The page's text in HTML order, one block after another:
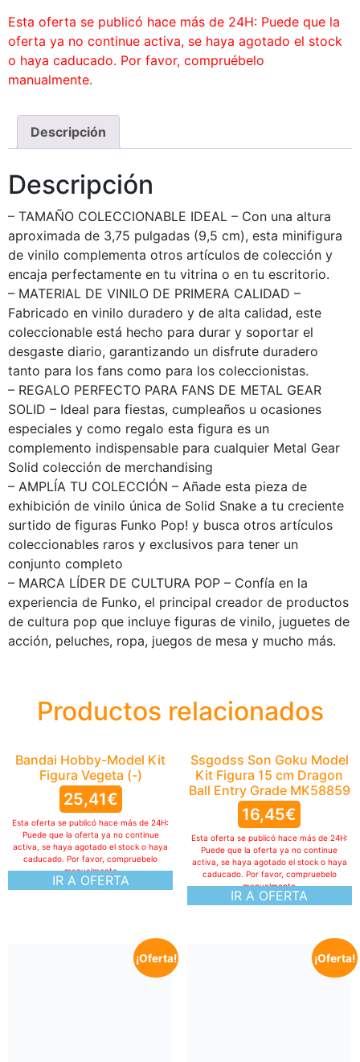
Esta oferta se publicó hace más de 24H: Puede que la
oferta ya no continue activa, se haya agotado el stock
o haya caducado. Por favor, compruébelo
manualmente.
Descripción
Descripción
– TAMAÑO COLECCIONABLE IDEAL – Con una altura
aproximada de 3,75 pulgadas (9,5 cm), esta minifigura
de vinilo complementa otros artículos de colección y
encaja perfectamente en tu vitrina o en tu escritorio.
– MATERIAL DE VINILO DE PRIMERA CALIDAD –
Fabricado en vinilo duradero y de alta calidad, este
coleccionable está hecho para durar y soportar el
desgaste diario, garantizando un disfrute duradero
tanto para los fans como para los coleccionistas.
– REGALO PERFECTO PARA FANS DE METAL GEAR
SOLID – Ideal para fiestas, cumpleaños u ocasiones
especiales y como regalo esta figura es un
complemento indispensable para cualquier Metal Gear
Solid colección de merchandising
– AMPLÍA TU COLECCIÓN – Añade esta pieza de
exhibición de vinilo única de Solid Snake a tu creciente
surtido de figuras Funko Pop! y busca otros artículos
coleccionables raros y exclusivos para tener un
conjunto completo
– MARCA LÍDER DE CULTURA POP – Confía en la
experiencia de Funko, el principal creador de productos
de cultura pop que incluye figuras de vinilo, juguetes de
acción, peluches, ropa, juegos de mesa y mucho más.
Productos relacionados
Bandai Hobby-Model Kit
Figura Vegeta (-)
25,41€
IR A OFERTA
Esta oferta se publicó hace más de 24H:
Puede que la oferta ya no continue
activa, se haya agotado el stock o haya
caducado. Por favor, compruebelo
manualmente
Ssgodss Son Goku Model
Kit Figura 15 cm Dragon
Ball Entry Grade MK58859
16,45€
IR A OFERTA
Esta oferta se publicó hace más de 24H:
Puede que la oferta ya no continue
activa, se haya agotado el stock o haya
caducado. Por favor, compruebelo
manualmente
¡Oferta!
Funko Pop! Rides Deluxe:
¡Oferta!